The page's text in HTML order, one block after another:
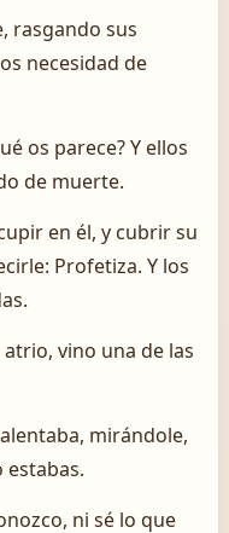
rasgando sus
necesidad de
os parece? Y ellos
de muerte.
en él, y cubrir su
Profetiza. Y los
vino una de las
mirándole,
estabas.
ni sé lo que